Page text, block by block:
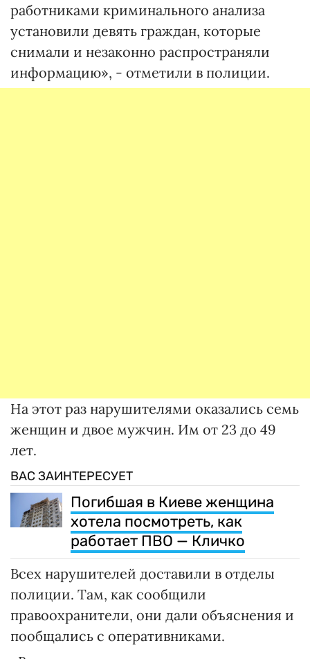
работниками криминального анализа
установили девять граждан, которые
снимали и незаконно распространяли
информацию», - отметили в полиции.
На этот раз нарушителями оказались семь
женщин и двое мужчин. Им от 23 до 49
лет.
ВАС ЗАИНТЕРЕСУЕТ
Погибшая в Киеве женщина
хотела посмотреть, как
работает ПВО — Кличко
Всех нарушителей доставили в отделы
полиции. Там, как сообщили
правоохранители, они дали объяснения и
пообщались с оперативниками.